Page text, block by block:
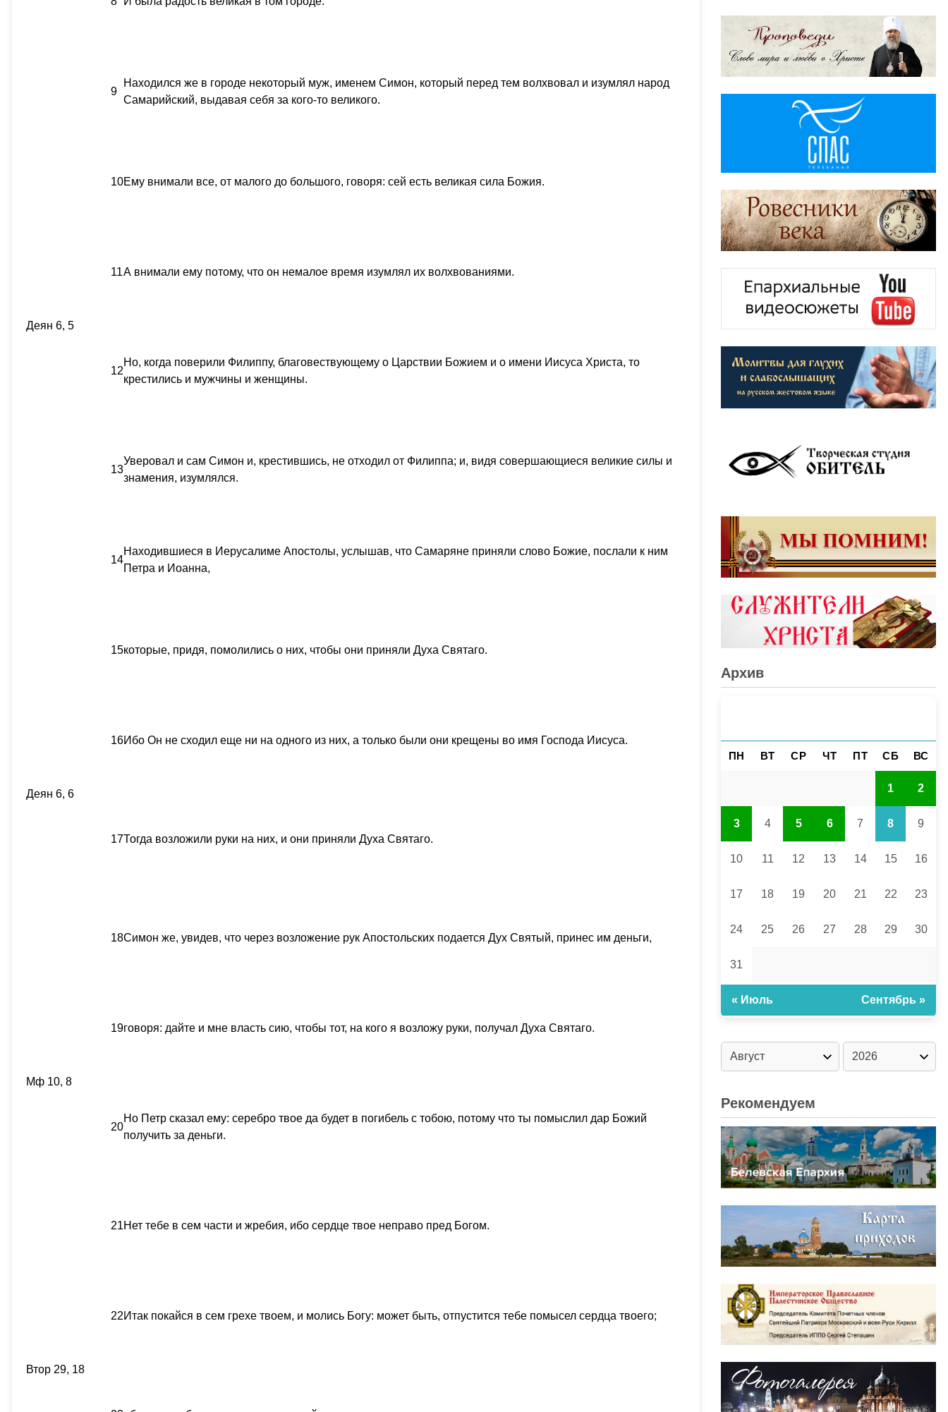
9
Находился же в городе некоторый муж, именем Симон, который перед тем волхвовал и изумлял народ
Самарийский, выдавая себя за кого-то великого.
10Ему внимали все, от малого до большого, говоря: сей есть великая сила Божия.
11А внимали ему потому, что он немалое время изумлял их волхвованиями.
Деян 6, 5
12
Но, когда поверили Филиппу, благовествующему о Царствии Божием и о имени Иисуса Христа, то
крестились и мужчины и женщины.
13
Уверовал и сам Симон и, крестившись, не отходил от Филиппа; и, видя совершающиеся великие силы и
знамения, изумлялся.
14
Находившиеся в Иерусалиме Апостолы, услышав, что Самаряне приняли слово Божие, послали к ним
Петра и Иоанна,
15которые, придя, помолились о них, чтобы они приняли Духа Святаго.
16Ибо Он не сходил еще ни на одного из них, а только были они крещены во имя Господа Иисуса.
Деян 6, 6
17Тогда возложили руки на них, и они приняли Духа Святаго.
18Симон же, увидев, что через возложение рук Апостольских подается Дух Святый, принес им деньги,
19говоря: дайте и мне власть сию, чтобы тот, на кого я возложу руки, получал Духа Святаго.
Мф 10, 8
20
Но Петр сказал ему: серебро твое да будет в погибель с тобою, потому что ты помыслил дар Божий
получить за деньги.
21Нет тебе в сем части и жребия, ибо сердце твое неправо пред Богом.
22Итак покайся в сем грехе твоем, и молись Богу: может быть, отпустится тебе помысел сердца твоего;
Втор 29, 18
Архив
ПН ВТ СР ЧТ ПТ СБ ВС
1 2
3 4 5 6 7 8 9
10 11 12 13 14 15 16
17 18 19 20 21 22 23
24 25 26 27 28 29 30
31
« Июль Сентябрь »
Рекомендуем